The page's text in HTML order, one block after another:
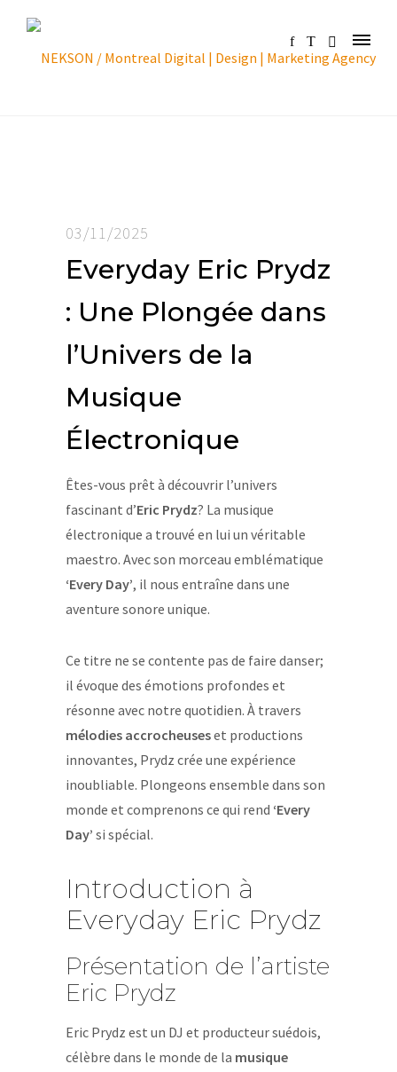
03/11/2025
Everyday Eric Prydz
: Une Plongée dans
l’Univers de la
Musique
Électronique
Êtes-vous prêt à découvrir l’univers
fascinant d’Eric Prydz? La musique
électronique a trouvé en lui un véritable
maestro. Avec son morceau emblématique
‘Every Day’, il nous entraîne dans une
aventure sonore unique.
Ce titre ne se contente pas de faire danser;
il évoque des émotions profondes et
résonne avec notre quotidien. À travers
mélodies accrocheuseset productions
innovantes, Prydz crée une expérience
inoubliable. Plongeons ensemble dans son
monde et comprenons ce qui rend ‘Every
Day’ si spécial.
Introduction à
Everyday Eric Prydz
Présentation de l’artiste
Eric Prydz
Eric Prydz est un DJ et producteur suédois,
célèbre dans le monde de la musique